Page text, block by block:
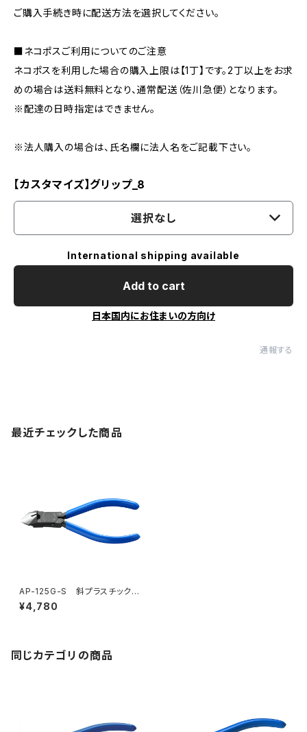
ご購入手続き時に配送方法を選択してください。
■ネコポスご利用についてのご注意
ネコポスを利用した場合の購入上限は【1丁】です。2丁以上をお求
めの場合は送料無料となり、通常配送（佐川急便）となります。
※配達の日時指定はできません。
※法人購入の場合は、氏名欄に法人名をご記載下さい。
【カスタマイズ】グリップ_8
選択なし
International shipping available
Add to cart
日本国内にお住まいの方向け
通報する
最近チェックした商品
AP-125G-S 斜プラスチックニ
ッパ（バネ付）
¥4,780
同じカテゴリの商品